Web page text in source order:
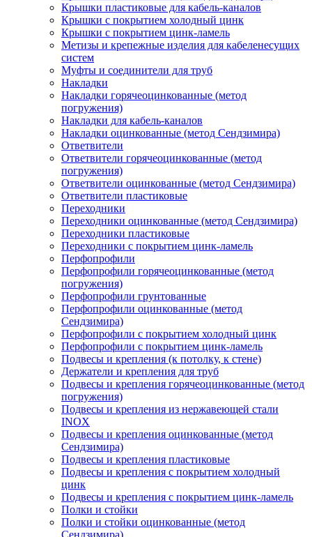
Крышки пластиковые для кабель-каналов
Крышки с покрытием холодный цинк
Крышки с покрытием цинк-ламель
Метизы и крепежные изделия для кабеленесущих
систем
Муфты и соединители для труб
Накладки
Накладки горячеоцинкованные (метод
погружения)
Накладки для кабель-каналов
Накладки оцинкованные (метод Сендзимира)
Ответвители
Ответвители горячеоцинкованные (метод
погружения)
Ответвители оцинкованные (метод Сендзимира)
Ответвители пластиковые
Переходники
Переходники оцинкованные (метод Сендзимира)
Переходники пластиковые
Переходники с покрытием цинк-ламель
Перфопрофили
Перфопрофили горячеоцинкованные (метод
погружения)
Перфопрофили грунтованные
Перфопрофили оцинкованные (метод
Сендзимира)
Перфопрофили с покрытием холодный цинк
Перфопрофили с покрытием цинк-ламель
Подвесы и крепления (к потолку, к стене)
Держатели и крепления для труб
Подвесы и крепления горячеоцинкованные (метод
погружения)
Подвесы и крепления из нержавеющей стали
INOX
Подвесы и крепления оцинкованные (метод
Сендзимира)
Подвесы и крепления пластиковые
Подвесы и крепления с покрытием холодный
цинк
Подвесы и крепления с покрытием цинк-ламель
Полки и стойки
Полки и стойки оцинкованные (метод
Сендзимира)